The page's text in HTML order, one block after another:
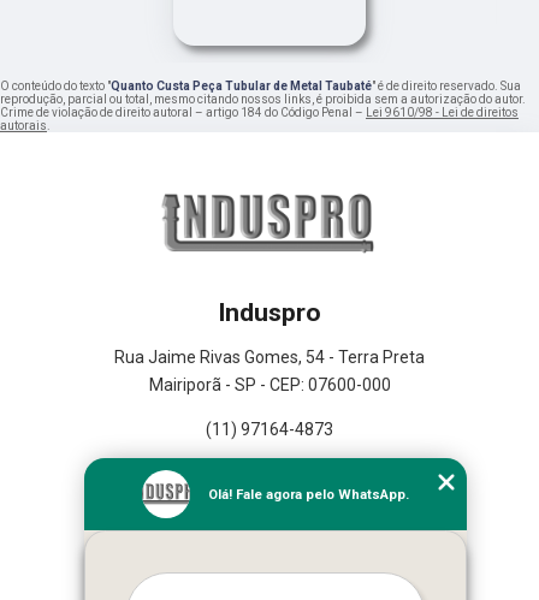
O conteúdo do texto "Quanto Custa Peça Tubular de Metal Taubaté" é de direito reservado. Sua
reprodução, parcial ou total, mesmo citando nossos links, é proibida sem a autorização do autor.
Crime de violação de direito autoral – artigo 184 do Código Penal – Lei 9610/98 - Lei de direitos
autorais.
Induspro
Rua Jaime Rivas Gomes, 54 - Terra Preta
Mairiporã - SP - CEP: 07600-000
(11) 97164-4873
Empresa
Missão
Olá! Fale agora pelo WhatsApp.